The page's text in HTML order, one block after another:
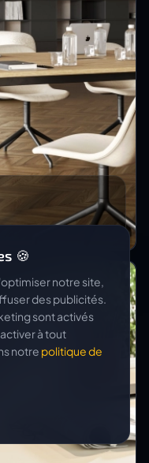
🍪
notre site,
des publicités.
sont activés
à tout
notre politique de